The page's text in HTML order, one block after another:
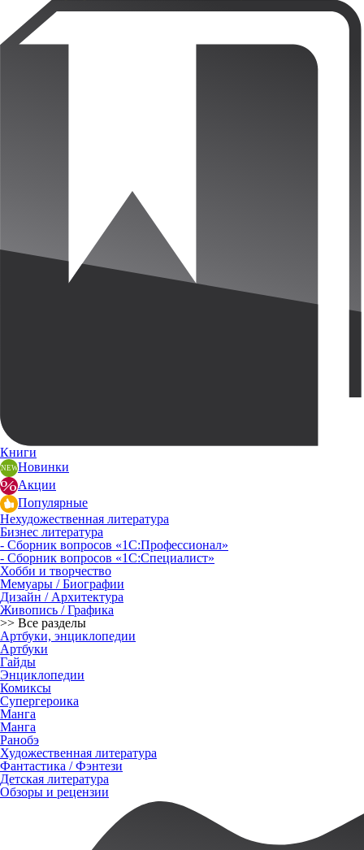
Книги
Новинки
Акции
Популярные
Нехудожественная литература
Бизнес литература
- Сборник вопросов «1С:Профессионал»
- Сборник вопросов «1С:Специалист»
Хобби и творчество
Мемуары / Биографии
Дизайн / Архитектура
Живопись / Графика
>> Все разделы
Артбуки, энциклопедии
Артбуки
Гайды
Энциклопедии
Комиксы
Супергероика
Манга
Манга
Ранобэ
Художественная литература
Фантастика / Фэнтези
Детская литература
Обзоры и рецензии